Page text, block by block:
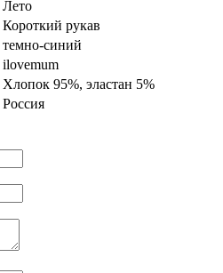
Лето
Короткий рукав
темно-синий
ilovemum
Хлопок 95%, эластан 5%
Россия